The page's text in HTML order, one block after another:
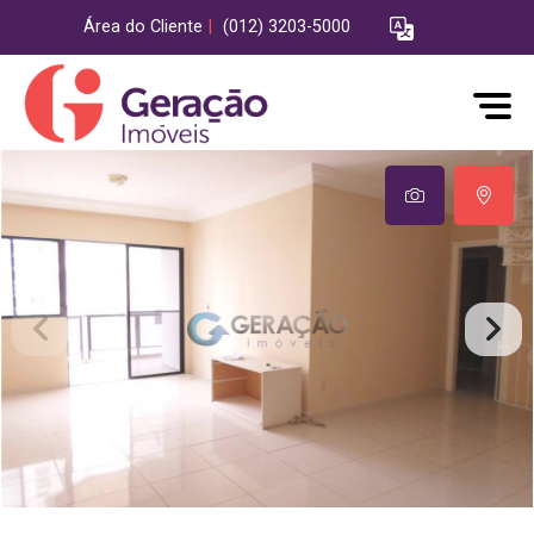
Área do Cliente (012) 3203-5000